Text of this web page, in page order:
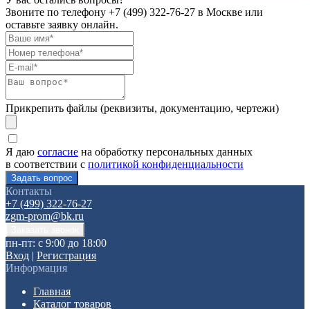
Звоните по телефону +7 (499) 322-76-27 в Москве или
оставьте заявку онлайн.
Прикрепить файлы (реквизиты, документацию, чертежи)
Я даю согласие на обработку персональных данных
в соответствии с политикой конфиденциальности
Контакты
+7 (499) 322-76-27
zgm-prom@bk.ru
пн-пт: с 9:00 до 18:00
Вход | Регистрация
Информация
Главная
Каталог товаров